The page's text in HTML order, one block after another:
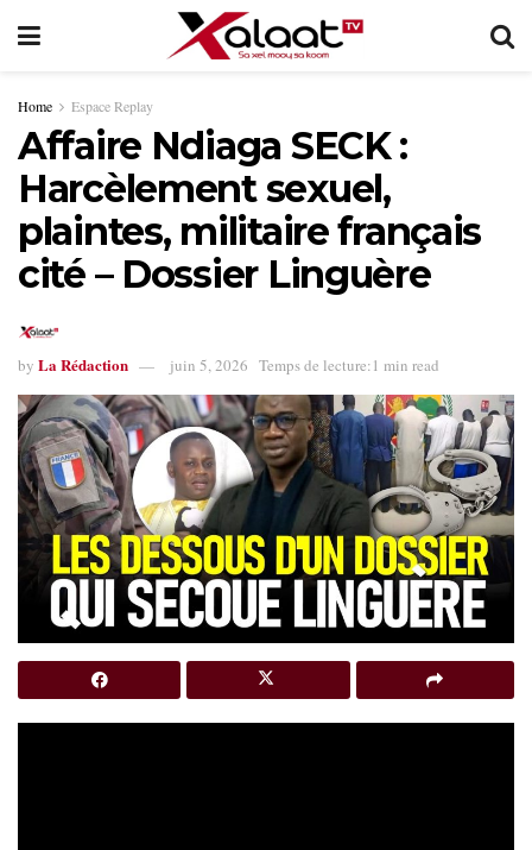
Home Espace Replay
Affaire Ndiaga SECK :
Harcèlement sexuel,
plaintes, militaire français
cité – Dossier Linguère
by La Rédaction juin 5, 2026 Temps de lecture:1 min read